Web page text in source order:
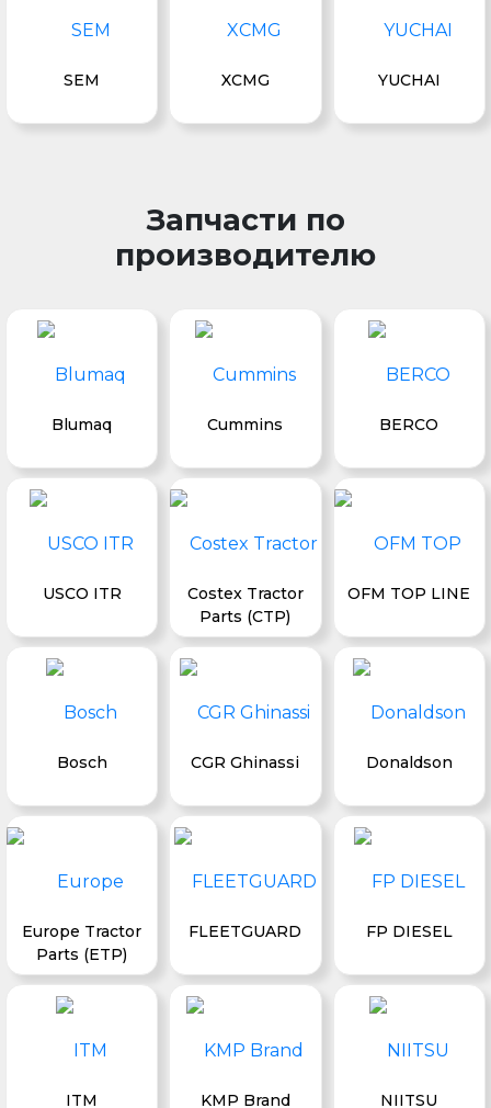
SEM XCMG YUCHAI
Запчасти по
производителю
Blumaq Cummins BERCO
USCO ITR
Costex Tractor
Parts (CTP)
OFM TOP LINE
Bosch CGR Ghinassi Donaldson
Europe Tractor
Parts (ETP)
FLEETGUARD FP DIESEL
ITM KMP Brand NIITSU